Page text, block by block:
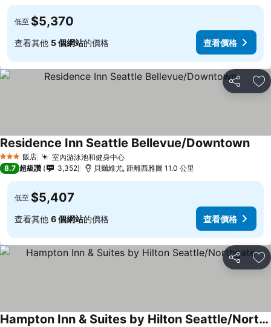
低至 $5,370
查看其他 5 個網站的價格 查看價格
分享 加
3 星級 飯店 室內游泳池和健身中心
Residence Inn Seattle Bellevue/Downtown
8.7 超級讚 3,352 貝爾維尤, 距離西雅圖 11.0 公里
低至 $5,407
查看其他 6 個網站的價格 查看價格
分享 加
Hampton Inn & Suites by Hilton Seattle/Northgate